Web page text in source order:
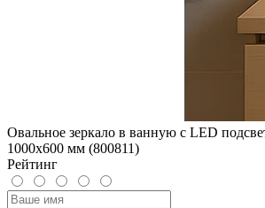
Овальное зеркало в ванную с LED
1000x600 мм (800811)
Рейтинг